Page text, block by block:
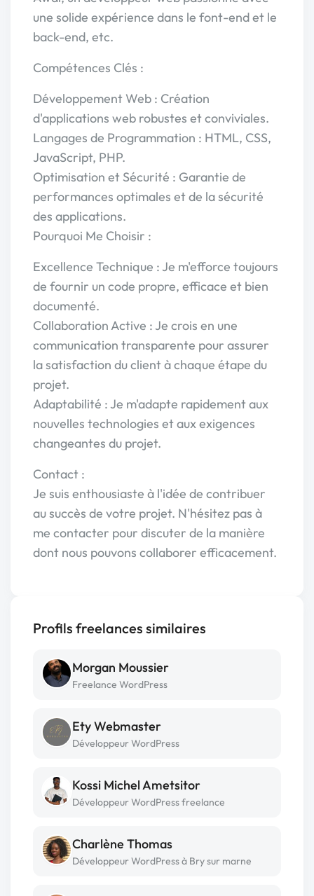
une solide expérience dans le font-end et le
back-end, etc.
Compétences Clés :
Développement Web : Création
d'applications web robustes et conviviales.
Langages de Programmation : HTML, CSS,
JavaScript, PHP.
Optimisation et Sécurité : Garantie de
performances optimales et de la sécurité
des applications.
Pourquoi Me Choisir :
Excellence Technique : Je m'efforce toujours
de fournir un code propre, efficace et bien
documenté.
Collaboration Active : Je crois en une
communication transparente pour assurer
la satisfaction du client à chaque étape du
projet.
Adaptabilité : Je m'adapte rapidement aux
nouvelles technologies et aux exigences
changeantes du projet.
Contact :
Je suis enthousiaste à l'idée de contribuer
au succès de votre projet. N'hésitez pas à
me contacter pour discuter de la manière
dont nous pouvons collaborer efficacement.
Profils freelances similaires
Morgan Moussier
Freelance WordPress
Ety Webmaster
Développeur WordPress
Kossi Michel Ametsitor
Développeur WordPress freelance
Charlène Thomas
Développeur WordPress à Bry sur marne